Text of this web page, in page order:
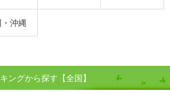
・沖縄
ングから探す【全国】